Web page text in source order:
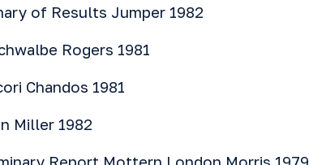
of Results Jumper 1982
Rogers 1981
Chandos 1981
Miller 1982